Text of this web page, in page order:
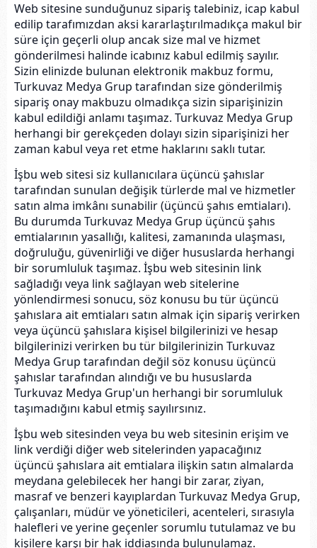
Web sitesine sunduğunuz sipariş talebiniz, icap kabul
edilip tarafımızdan aksi kararlaştırılmadıkça makul bir
süre için geçerli olup ancak size mal ve hizmet
gönderilmesi halinde icabınız kabul edilmiş sayılır.
Sizin elinizde bulunan elektronik makbuz formu,
Turkuvaz Medya Grup tarafından size gönderilmiş
sipariş onay makbuzu olmadıkça sizin siparişinizin
kabul edildiği anlamı taşımaz. Turkuvaz Medya Grup
herhangi bir gerekçeden dolayı sizin siparişinizi her
zaman kabul veya ret etme haklarını saklı tutar.
İşbu web sitesi siz kullanıcılara üçüncü şahıslar
tarafından sunulan değişik türlerde mal ve hizmetler
satın alma imkânı sunabilir (üçüncü şahıs emtiaları).
Bu durumda Turkuvaz Medya Grup üçüncü şahıs
emtialarının yasallığı, kalitesi, zamanında ulaşması,
doğruluğu, güvenirliği ve diğer hususlarda herhangi
bir sorumluluk taşımaz. İşbu web sitesinin link
sağladığı veya link sağlayan web sitelerine
yönlendirmesi sonucu, söz konusu bu tür üçüncü
şahıslara ait emtiaları satın almak için sipariş verirken
veya üçüncü şahıslara kişisel bilgilerinizi ve hesap
bilgilerinizi verirken bu tür bilgilerinizin Turkuvaz
Medya Grup tarafından değil söz konusu üçüncü
şahıslar tarafından alındığı ve bu hususlarda
Turkuvaz Medya Grup'un herhangi bir sorumluluk
taşımadığını kabul etmiş sayılırsınız.
İşbu web sitesinden veya bu web sitesinin erişim ve
link verdiği diğer web sitelerinden yapacağınız
üçüncü şahıslara ait emtialara ilişkin satın almalarda
meydana gelebilecek her hangi bir zarar, ziyan,
masraf ve benzeri kayıplardan Turkuvaz Medya Grup,
çalışanları, müdür ve yöneticileri, acenteleri, sırasıyla
halefleri ve yerine geçenler sorumlu tutulamaz ve bu
kişilere karşı bir hak iddiasında bulunulamaz.